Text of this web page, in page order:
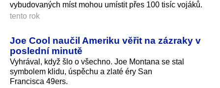
vybudovaných míst mohou umístit přes 100 tisíc vojáků.
tento rok
Joe Cool naučil Ameriku věřit na zázraky v
poslední minutě
Vyhrával, když šlo o všechno. Joe Montana se stal
symbolem klidu, úspěchu a zlaté éry San
Francisca 49ers.